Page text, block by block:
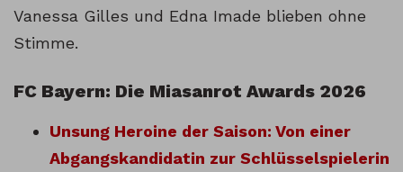
Vanessa Gilles und Edna Imade blieben ohne
Stimme.
FC Bayern: Die Miasanrot Awards 2026
Unsung Heroine der Saison: Von einer
Abgangskandidatin zur Schlüsselspielerin